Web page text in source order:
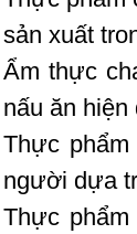
sản xuất
Ẩm thực
nấu ăn hiện
Thực
người dựa
Thực